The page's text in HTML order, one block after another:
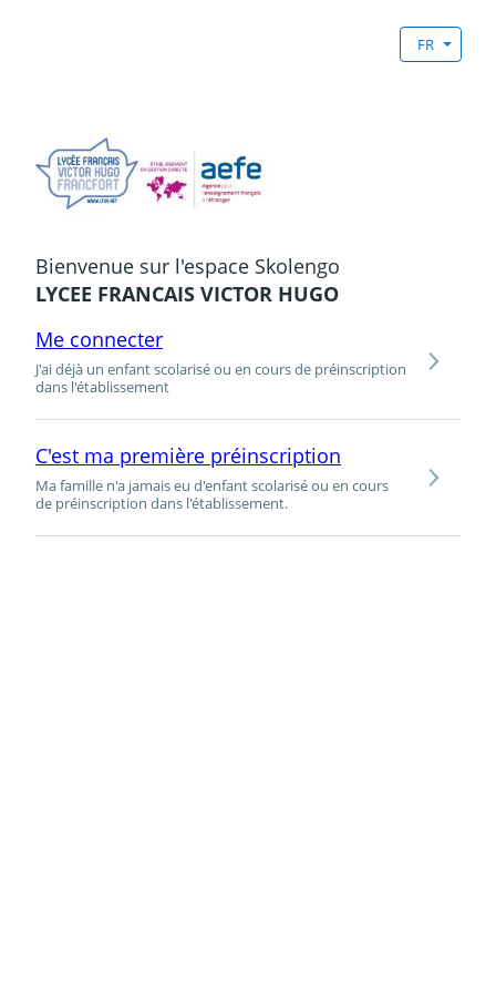
FR
Bienvenue sur l'espace Skolengo
LYCEE FRANCAIS VICTOR HUGO
Me connecter
J'ai déjà un enfant scolarisé ou en cours de préinscription
dans l'établissement
C'est ma première préinscription
Ma famille n'a jamais eu d'enfant scolarisé ou en cours
de préinscription dans l'établissement.